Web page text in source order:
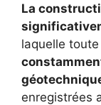
La
laquelle
enregistrées